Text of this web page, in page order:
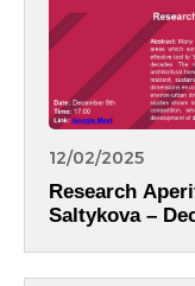
12/02/2025
Research